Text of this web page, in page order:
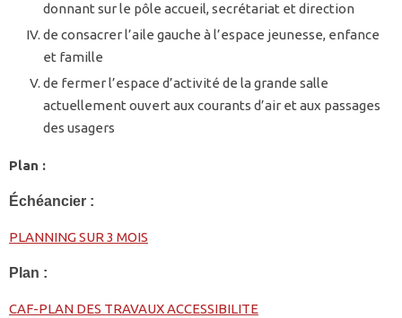
donnant sur le pôle accueil, secrétariat et direction
de consacrer l’aile gauche à l’espace jeunesse, enfance
et famille
de fermer l’espace d’activité de la grande salle
actuellement ouvert aux courants d’air et aux passages
des usagers
Plan :
Échéancier :
PLANNING SUR 3 MOIS
Plan :
CAF-PLAN DES TRAVAUX ACCESSIBILITE